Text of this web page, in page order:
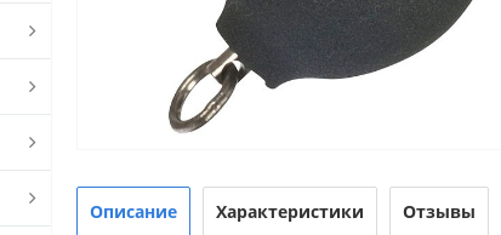
Описание Характеристики Отзывы